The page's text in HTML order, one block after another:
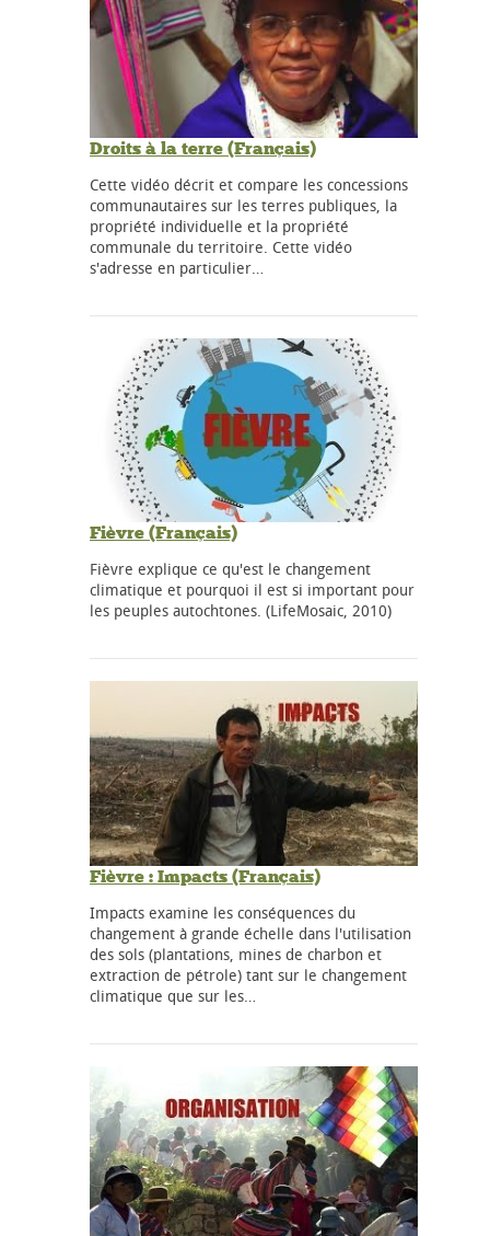
Droits à la terre (Français)
Cette vidéo décrit et compare les concessions
communautaires sur les terres publiques, la
propriété individuelle et la propriété
communale du territoire. Cette vidéo
s'adresse en particulier…
Fièvre (Français)
Fièvre explique ce qu'est le changement
climatique et pourquoi il est si important pour
les peuples autochtones. (LifeMosaic, 2010)
Fièvre : Impacts (Français)
Impacts examine les conséquences du
changement à grande échelle dans l'utilisation
des sols (plantations, mines de charbon et
extraction de pétrole) tant sur le changement
climatique que sur les…